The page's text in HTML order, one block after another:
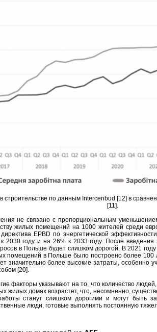
строительстве по данным Intercenbud [12] в
[11].
не связано с пропорциональным
жилых помещений на 1000 жителей среди
EPBD по энергетической
году и на 26% к 2033 году. После введения
в Польше будет слишком дорогой. В 2021
помещений в Польше было построено более 100
значительно более высокие затраты, особенно
[20].
факторы указывают на то, что количество
жилых домах возрастет, что, несомненно,
станут слишком дорогими и могут быть
люди, готовые выполнять постоянную